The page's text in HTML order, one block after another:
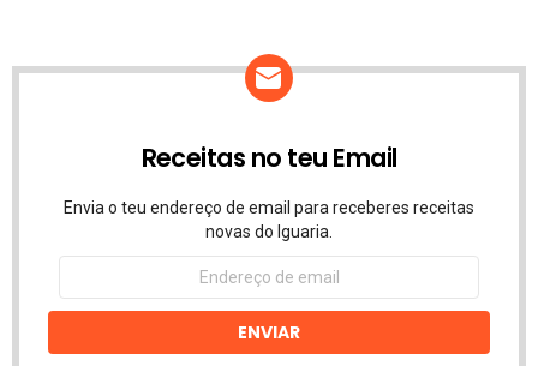
Receitas no teu Email
Envia o teu endereço de email para receberes receitas
novas do Iguaria.
Endereço
email
ENVIAR